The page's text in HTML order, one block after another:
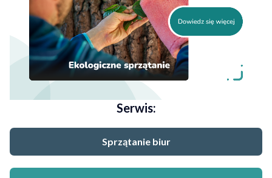
Serwis:
Sprzątanie biur